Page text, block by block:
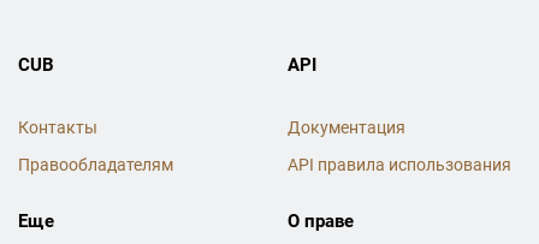
CUB
Контакты
Правообладателям
API
Документация
API правила использования
Еще О праве